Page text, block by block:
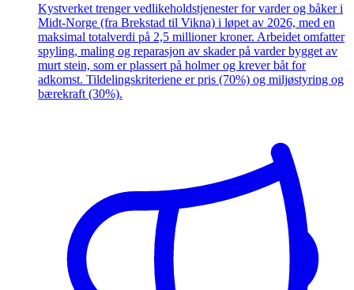
Kystverket trenger vedlikeholdstjenester for varder og båker i
Midt-Norge (fra Brekstad til Vikna) i løpet av 2026, med en
maksimal totalverdi på 2,5 millioner kroner. Arbeidet omfatter
spyling, maling og reparasjon av skader på varder bygget av
murt stein, som er plassert på holmer og krever båt for
adkomst. Tildelingskriteriene er pris (70%) og miljøstyring og
bærekraft (30%).